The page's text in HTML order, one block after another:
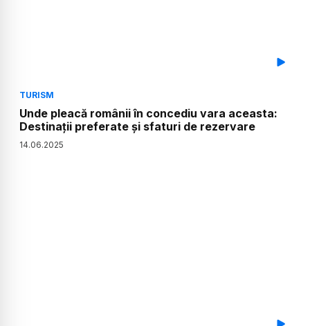
TURISM
Unde pleacă românii în concediu vara aceasta:
Destinații preferate și sfaturi de rezervare
14.06.2025